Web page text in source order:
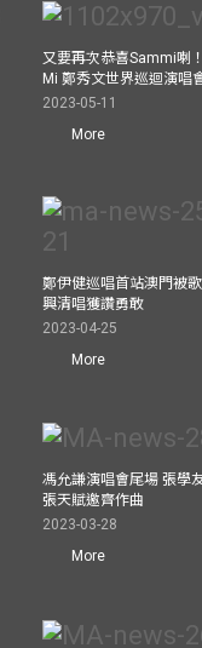
又要再次恭喜Sammi喇
Mi 鄭秀文世界巡迴演唱
2023-05-11
More
鄭伊健巡唱首站澳門被
興清唱獲讚勇敢
2023-04-25
More
馮允謙演唱會尾場 張學
張天賦邀齊作曲
2023-03-28
More